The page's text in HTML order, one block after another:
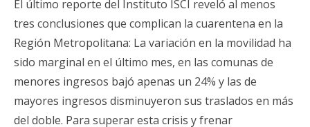
El último reporte del Instituto ISCI reveló al menos
tres conclusiones que complican la cuarentena en la
Región Metropolitana: La variación en la movilidad ha
sido marginal en el último mes, en las comunas de
menores ingresos bajó apenas un 24% y las de
mayores ingresos disminuyeron sus traslados en más
del doble. Para superar esta crisis y frenar